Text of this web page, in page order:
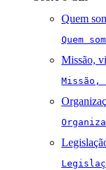
Quem
Quem
Missão,